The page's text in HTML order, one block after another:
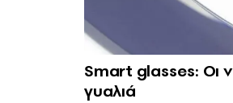
Smart glasses: Οι
γυαλιά